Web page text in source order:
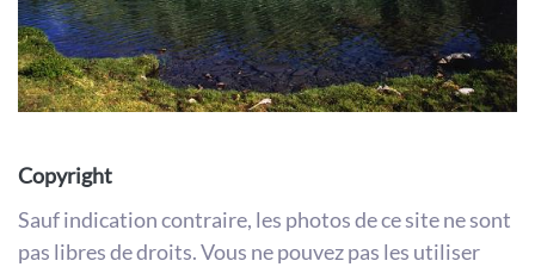
Copyright
Sauf indication contraire, les photos de ce site ne sont
pas libres de droits. Vous ne pouvez pas les utiliser